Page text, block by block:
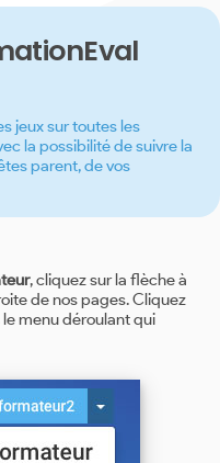
jeux sur toutes les
la possibilité de suivre la
parent, de vos
, cliquez sur la flèche à
de nos pages. Cliquez
menu déroulant qui